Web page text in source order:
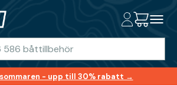
- upp till 30% rabatt →